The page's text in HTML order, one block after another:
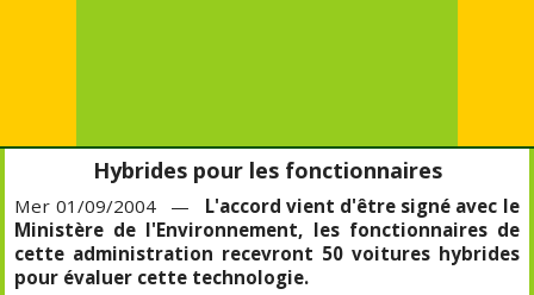
Hybrides pour les fonctionnaires
Mer 01/09/2004 — L'accord vient d'être signé avec le
Ministère de l'Environnement, les fonctionnaires de
cette administration recevront 50 voitures hybrides
pour évaluer cette technologie.